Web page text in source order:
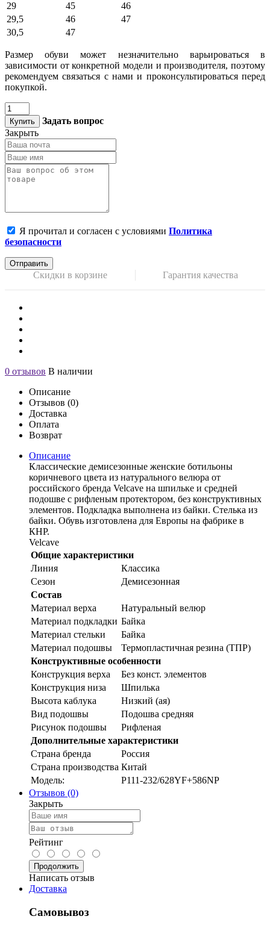
29
45
46
29,5
46
47
30,5
47
Размер обуви может незначительно варьироваться в
зависимости от конкретной модели и производителя, поэтому
рекомендуем связаться с нами и проконсультироваться перед
покупкой.
Купить
Задать вопрос
Закрыть
Я прочитал и согласен с условиями Политика
безопасности
Отправить
Скидки в корзине Гарантия качества
0 отзывов В наличии
Описание
Отзывов (0)
Доставка
Оплата
Возврат
Описание
Классические демисезонные женские ботильоны
коричневого цвета из натурального велюра от
российского бренда Velcave на шпильке и средней
подошве с рифленым протектором, без конструктивных
элементов. Подкладка выполнена из байки. Стелька из
байки. Обувь изготовлена для Европы на фабрике в
КНР.
Velcave
Общие характеристики
Линия
Классика
Сезон
Демисезонная
Состав
Материал верха
Натуральный велюр
Материал подкладки Байка
Материал стельки
Байка
Материал подошвы
Термопластичная резина (ТПР)
Конструктивные особенности
Конструкция верха
Без конст. элементов
Конструкция низа
Шпилька
Высота каблука
Низкий (ая)
Вид подошвы
Подошва средняя
Рисунок подошвы
Рифленая
Дополнительные характеристики
Страна бренда
Россия
Страна производства Китай
Модель:
P111-232/628YF+586NP
Отзывов (0)
Закрыть
Рейтинг
Продолжить
Написать отзыв
Доставка
Самовывоз